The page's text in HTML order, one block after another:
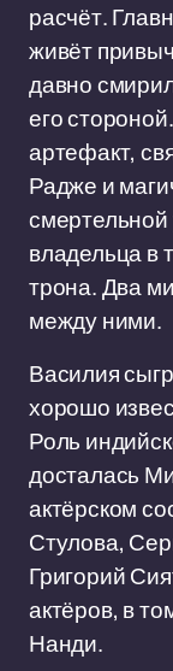
расчёт.
живёт
давно
его
артефакт,
Радже и
смертельной
владельца в
трона. Два
между ними.
Василия
хорошо
Роль
досталась
актёрском
Стулова,
Григорий
актёров, в
Нанди.